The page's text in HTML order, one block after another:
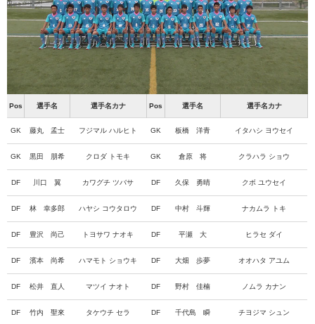
Pos 選手名 選手名カナ Pos 選手名 選手名カナ
GK 藤丸 孟士 フジマル ハルヒト GK 板橋 洋青 イタハシ ヨウセイ
GK 黒田 朋希 クロダ トモキ GK 倉原 将 クラハラ ショウ
DF 川口 翼 カワグチ ツバサ DF 久保 勇晴 クボ ユウセイ
DF 林 幸多郎 ハヤシ コウタロウ DF 中村 斗輝 ナカムラ トキ
DF 豊沢 尚己 トヨサワ ナオキ DF 平瀬 大 ヒラセ ダイ
DF 濱本 尚希 ハマモト ショウキ DF 大畑 歩夢 オオハタ アユム
DF 松井 直人 マツイ ナオト DF 野村 佳楠 ノムラ カナン
DF 竹内 聖來 タケウチ セラ DF 千代島 瞬 チヨジマ シュン